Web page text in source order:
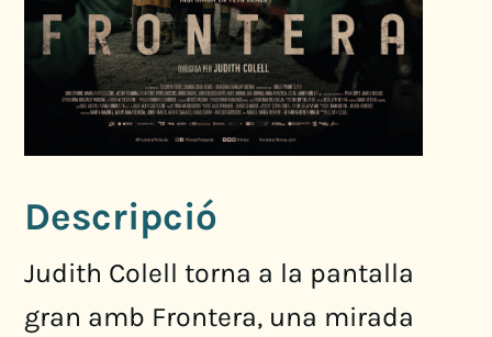
Descripció
Judith Colell torna a la pantalla
gran amb Frontera, una mirada